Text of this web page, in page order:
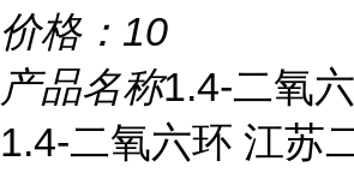
价格： 10
产品名称1.4-二氧
1.4-二氧六环 江苏